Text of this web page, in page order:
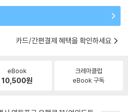
카드/간편결제 혜택을 확인하세요
eBook
10,500원
크레마클럽
eBook 구독